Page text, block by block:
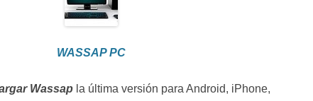
WASSAP PC
Wassap la última versión para Android, iPhone,